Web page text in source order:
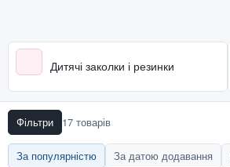
Дитячі заколки і резинки
Фільтри 17 товарів
За популярністю За датою додавання